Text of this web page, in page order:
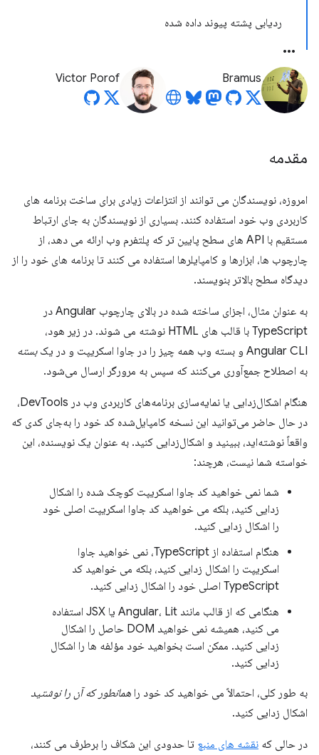
ردیابی پشته پیوند داده شده
Bramus
Victor Porof
مقدمه
امروزه، نویسندگان می توانند از انتزاعات زیادی برای ساخت برنامه های
کاربردی وب خود استفاده کنند. بسیاری از نویسندگان به جای ارتباط
مستقیم با API های سطح پایین تر که پلتفرم وب ارائه می دهد، از
چارچوب ها، ابزارها و کامپایلرها استفاده می کنند تا برنامه های خود را از
دیدگاه سطح بالاتر بنویسند.
به عنوان مثال، اجزای ساخته شده در بالای چارچوب Angular در
TypeScript با قالب های HTML نوشته می شوند. در زیر هود،
Angular CLI و بسته وب همه چیز را در جاوا اسکریپت و در یک
بسته
به اصطلاح جمع‌آوری می‌کنند که سپس به مرورگر ارسال می‌شود.
هنگام اشکال‌زدایی یا نمایه‌سازی برنامه‌های کاربردی وب در DevTools،
در حال حاضر می‌توانید این نسخه کامپایل‌شده کد خود را به‌جای کدی که
واقعاً نوشته‌اید، ببینید و اشکال‌زدایی کنید. به عنوان یک نویسنده، این
خواسته شما نیست، هرچند:
شما نمی خواهید کد جاوا اسکریپت کوچک شده را اشکال
زدایی کنید، بلکه می خواهید کد جاوا اسکریپت اصلی خود
را اشکال زدایی کنید.
هنگام استفاده از TypeScript، نمی خواهید جاوا
اسکریپت را اشکال زدایی کنید، بلکه می خواهید کد
TypeScript اصلی خود را اشکال زدایی کنید.
هنگامی که از قالب مانند Angular، Lit یا JSX استفاده
می کنید، همیشه نمی خواهید DOM حاصل را اشکال
زدایی کنید. ممکن است بخواهید خود مؤلفه ها را اشکال
زدایی کنید.
به طور کلی، احتمالاً می خواهید کد خود را همانطور که آن را نوشتید
اشکال زدایی کنید.
در حالی که نقشه های منبع تا حدودی این شکاف را برطرف می کنند،